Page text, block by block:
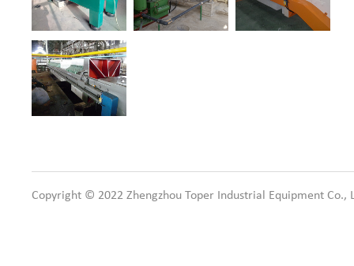
Copyright © 2022 Zhengzhou Toper Industrial Equipment Co.,